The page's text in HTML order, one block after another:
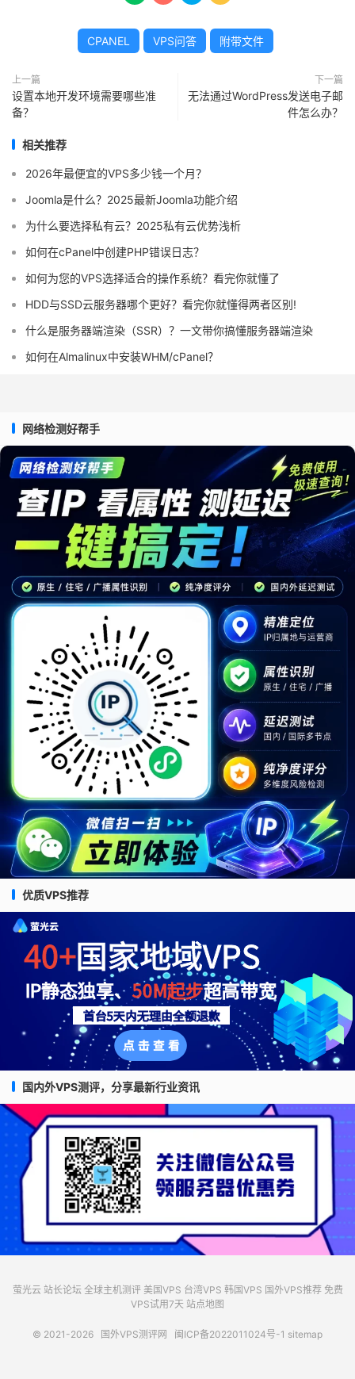
CPANEL VPS问答 附带文件
上一篇
设置本地开发环境需要哪些准
备？
下一篇
无法通过WordPress发送电子邮
件怎么办？
相关推荐
2026年最便宜的VPS多少钱一个月？
Joomla是什么？2025最新Joomla功能介绍
为什么要选择私有云？2025私有云优势浅析
如何在cPanel中创建PHP错误日志？
如何为您的VPS选择适合的操作系统？看完你就懂了
HDD与SSD云服务器哪个更好？看完你就懂得两者区别!
什么是服务器端渲染（SSR）？一文带你搞懂服务器端渲染
如何在Almalinux中安装WHM/cPanel？
网络检测好帮手
优质VPS推荐
国内外VPS测评，分享最新行业资讯
萤光云 站长论坛 全球主机测评 美国VPS 台湾VPS 韩国VPS 国外VPS推荐 免费
VPS试用7天 站点地图
© 2021-2026 国外VPS测评网 闽ICP备2022011024号-1 sitemap